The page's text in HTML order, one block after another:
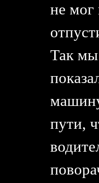
не мог
Так мы
пути,